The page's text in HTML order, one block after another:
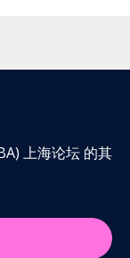
上海论坛 的其